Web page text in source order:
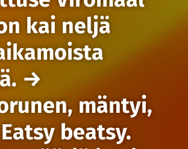
kai neljä
→
mäntyi,
beatsy.